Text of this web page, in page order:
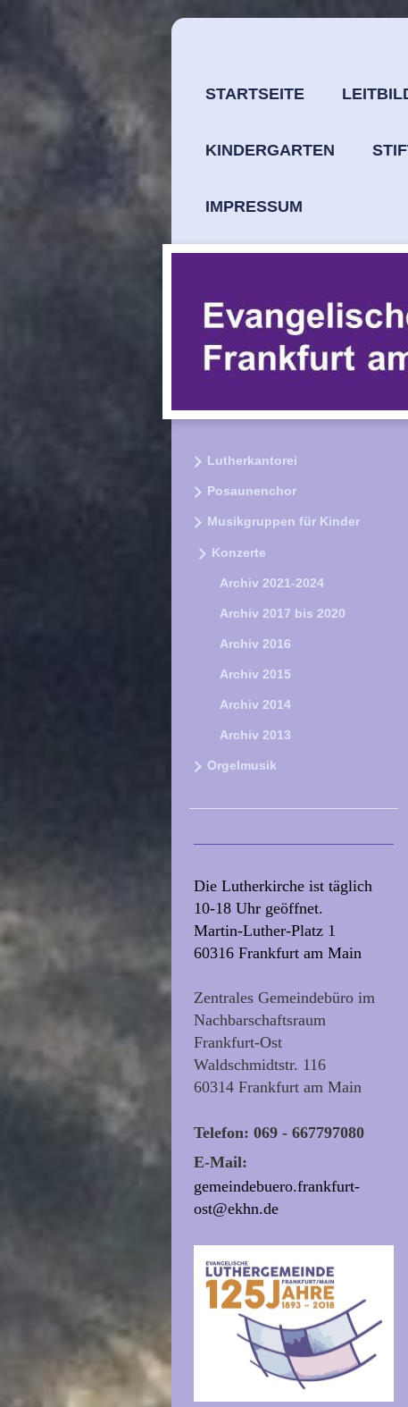
STARTSEITE
KINDERGARTEN
IMPRESSUM
Lutherkantorei
Posaunenchor
Musikgruppen für Kinder
Konzerte
Archiv 2021-2024
Archiv 2017 bis 2020
Archiv 2016
Archiv 2015
Archiv 2014
Archiv 2013
Orgelmusik
Die Lutherkirche ist täglich
10-18 Uhr geöffnet.
Martin-Luther-Platz 1
60316 Frankfurt am Main
Zentrales Gemeindebüro im
Nachbarschaftsraum
Frankfurt-Ost
Waldschmidtstr. 116
60314 Frankfurt am Main
Telefon: 069 - 667797080
E-Mail:
gemeindebuero.frankfurt-
ost@ekhn.de